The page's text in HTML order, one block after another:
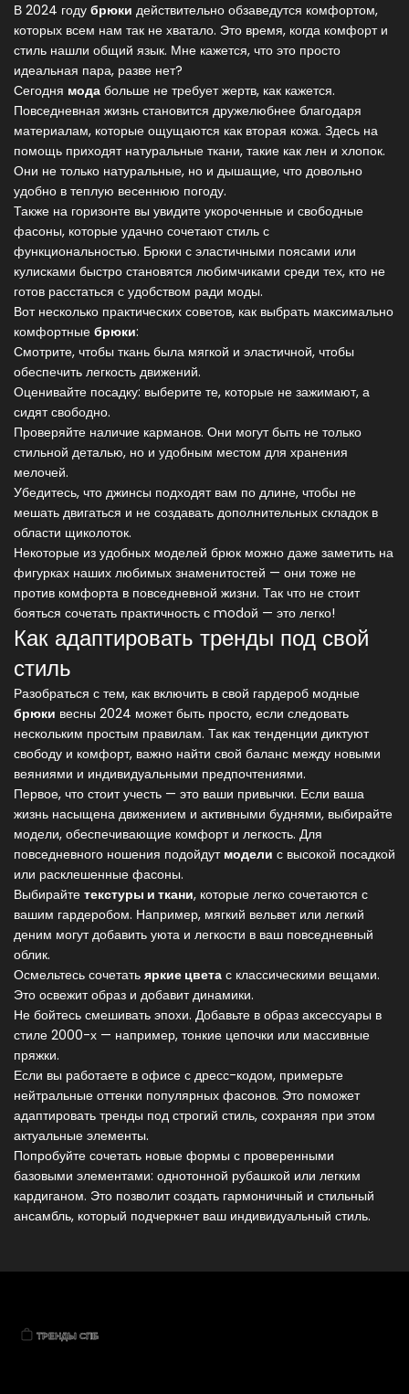
В 2024 году брюки действительно обзаведутся комфортом,
которых всем нам так не хватало. Это время, когда комфорт и
стиль нашли общий язык. Мне кажется, что это просто
идеальная пара, разве нет?
Сегодня мода больше не требует жертв, как кажется.
Повседневная жизнь становится дружелюбнее благодаря
материалам, которые ощущаются как вторая кожа. Здесь на
помощь приходят натуральные ткани, такие как лен и хлопок.
Они не только натуральные, но и дышащие, что довольно
удобно в теплую весеннюю погоду.
Также на горизонте вы увидите укороченные и свободные
фасоны, которые удачно сочетают стиль с
функциональностью. Брюки с эластичными поясами или
кулисками быстро становятся любимчиками среди тех, кто не
готов расстаться с удобством ради моды.
Вот несколько практических советов, как выбрать максимально
комфортные брюки:
Смотрите, чтобы ткань была мягкой и эластичной, чтобы
обеспечить легкость движений.
Оценивайте посадку: выберите те, которые не зажимают, а
сидят свободно.
Проверяйте наличие карманов. Они могут быть не только
стильной деталью, но и удобным местом для хранения
мелочей.
Убедитесь, что джинсы подходят вам по длине, чтобы не
мешать двигаться и не создавать дополнительных складок в
области щиколоток.
Некоторые из удобных моделей брюк можно даже заметить на
фигурках наших любимых знаменитостей — они тоже не
против комфорта в повседневной жизни. Так что не стоит
бояться сочетать практичность с modой — это легко!
Как адаптировать тренды под свой
стиль
Разобраться с тем, как включить в свой гардероб модные
брюки весны 2024 может быть просто, если следовать
нескольким простым правилам. Так как тенденции диктуют
свободу и комфорт, важно найти свой баланс между новыми
веяниями и индивидуальными предпочтениями.
Первое, что стоит учесть — это ваши привычки. Если ваша
жизнь насыщена движением и активными буднями, выбирайте
модели, обеспечивающие комфорт и легкость. Для
повседневного ношения подойдут модели с высокой посадкой
или расклешенные фасоны.
Выбирайте текстуры и ткани, которые легко сочетаются с
вашим гардеробом. Например, мягкий вельвет или легкий
деним могут добавить уюта и легкости в ваш повседневный
облик.
Осмельтесь сочетать яркие цвета с классическими вещами.
Это освежит образ и добавит динамики.
Не бойтесь смешивать эпохи. Добавьте в образ аксессуары в
стиле 2000-х — например, тонкие цепочки или массивные
пряжки.
Если вы работаете в офисе с дресс-кодом, примерьте
нейтральные оттенки популярных фасонов. Это поможет
адаптировать тренды под строгий стиль, сохраняя при этом
актуальные элементы.
Попробуйте сочетать новые формы с проверенными
базовыми элементами: однотонной рубашкой или легким
кардиганом. Это позволит создать гармоничный и стильный
ансамбль, который подчеркнет ваш индивидуальный стиль.